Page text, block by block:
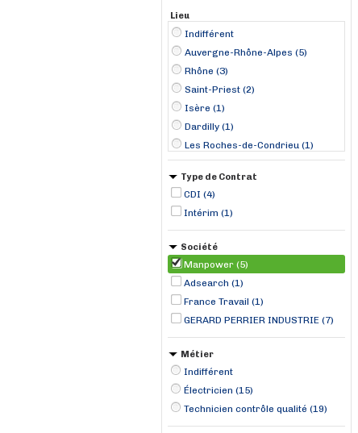
Lieu
Indifférent
Auvergne-Rhône-Alpes (5)
Rhône (3)
Saint-Priest (2)
Isère (1)
Dardilly (1)
Les Roches-de-Condrieu (1)
Saint-Étienne (1)
Type de Contrat
CDI (4)
Intérim (1)
Société
Manpower (5)
Adsearch (1)
France Travail (1)
GERARD PERRIER INDUSTRIE (7)
Métier
Indifférent
Électricien (15)
Technicien contrôle qualité (19)